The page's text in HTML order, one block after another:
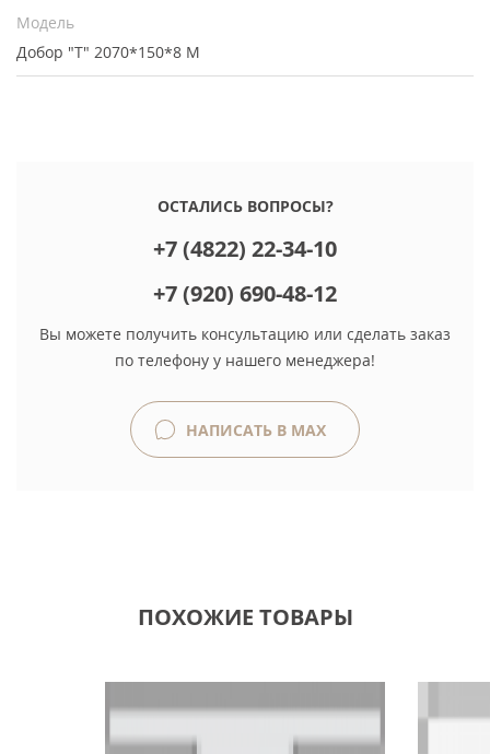
Модель
Добор "Т" 2070*150*8 М
ОСТАЛИСЬ ВОПРОСЫ?
+7 (4822) 22-34-10
+7 (920) 690-48-12
Вы можете получить консультацию или сделать заказ
по телефону у нашего менеджера!
НАПИСАТЬ В MAX
ПОХОЖИЕ ТОВАРЫ